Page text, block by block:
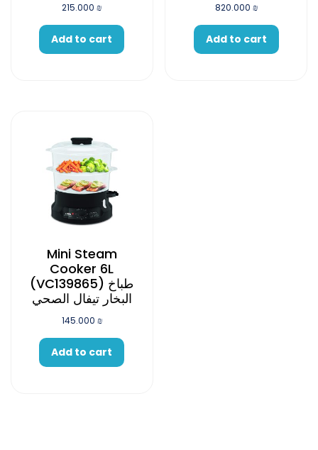
215.000₪
Add to cart
820.000 ₪
Add to cart
Mini Steam
Cooker 6L
(VC139865) طباخ
البخار تيفال الصحي
145.000 ₪
Add to cart